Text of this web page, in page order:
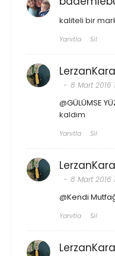
kaliteli bir
Yanıtla Sil
8 Mart 2016
@GÜLÜMSE
kaldım
Yanıtla Sil
8 Mart 2016
@Kendi
Yanıtla Sil